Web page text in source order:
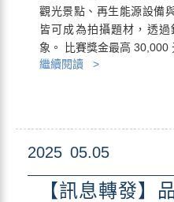
觀光景點、再生能源設備
皆可成為拍攝題材，透
象。 比賽獎金最高 30,000
繼續閱讀 >
2025 05.05
【訊息轉發】